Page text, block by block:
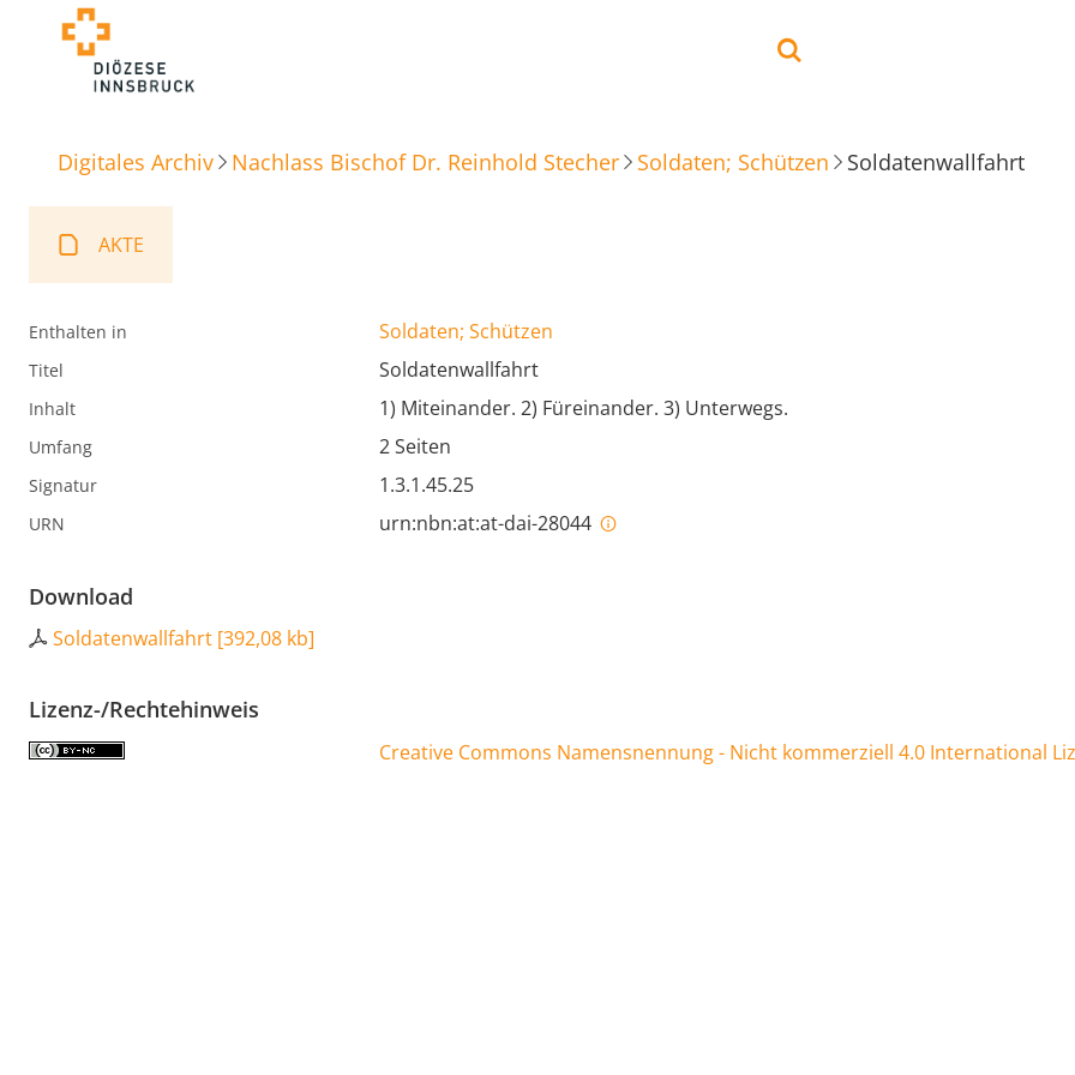
Digitales Archiv Nachlass Bischof Dr. Reinhold Stecher Soldaten; Schützen Soldatenwallfahrt
AKTE
Enthalten in Soldaten; Schützen
Titel Soldatenwallfahrt
Inhalt 1) Miteinander. 2) Füreinander. 3) Unterwegs.
Umfang 2 Seiten
Signatur 1.3.1.45.25
URN urn:nbn:at:at-dai-28044
Download
Soldatenwallfahrt [392,08 kb]
Lizenz-/Rechtehinweis
Creative Commons Namensnennung - Nicht kommerziell 4.0 International